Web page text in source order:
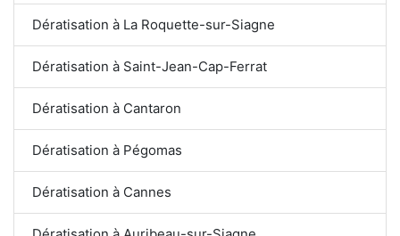
Dératisation à La Roquette-sur-Siagne
Dératisation à Saint-Jean-Cap-Ferrat
Dératisation à Cantaron
Dératisation à Pégomas
Dératisation à Cannes